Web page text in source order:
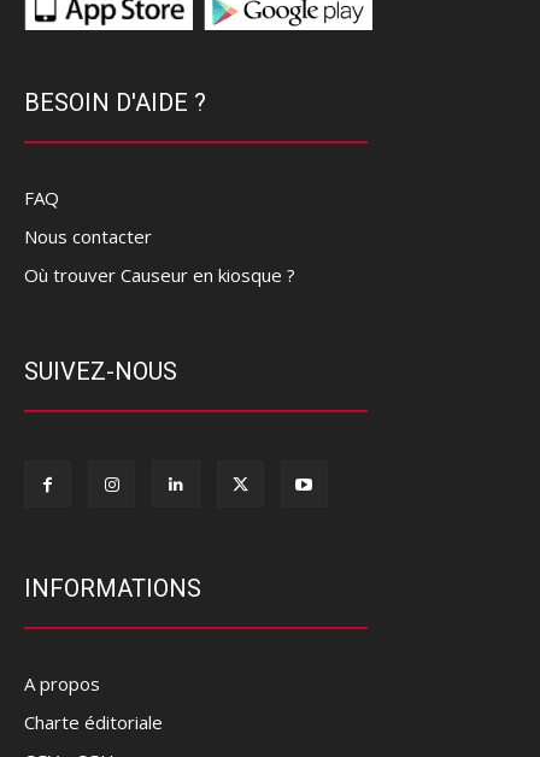
BESOIN D'AIDE ?
FAQ
Nous contacter
Où trouver Causeur en kiosque ?
SUIVEZ-NOUS
INFORMATIONS
A propos
Charte éditoriale